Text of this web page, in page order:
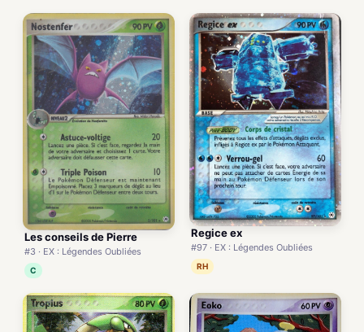
Les conseils de Pierre
#3 · EX : Légendes Oubliées
C
Regice ex
#97 · EX : Légendes Oubliées
RH